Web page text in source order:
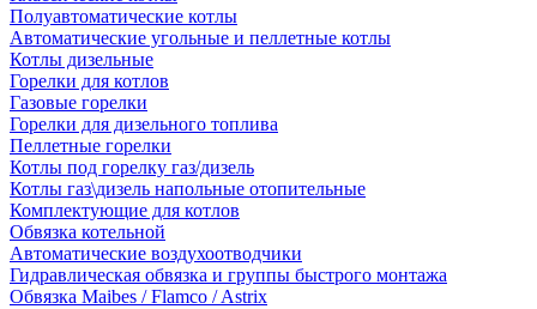
Полуавтоматические котлы
Автоматические угольные и пеллетные котлы
Котлы дизельные
Горелки для котлов
Газовые горелки
Горелки для дизельного топлива
Пеллетные горелки
Котлы под горелку газ/дизель
Котлы газ\дизель напольные отопительные
Комплектующие для котлов
Обвязка котельной
Автоматические воздухоотводчики
Гидравлическая обвязка и группы быстрого монтажа
Обвязка Maibes / Flamco / Astrix